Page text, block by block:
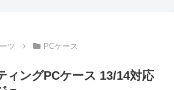
ツ PCケース
ィングPCケース 13/14対応